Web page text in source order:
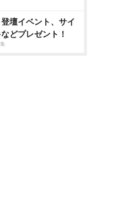
壇イベント、サイ
どプレゼント！